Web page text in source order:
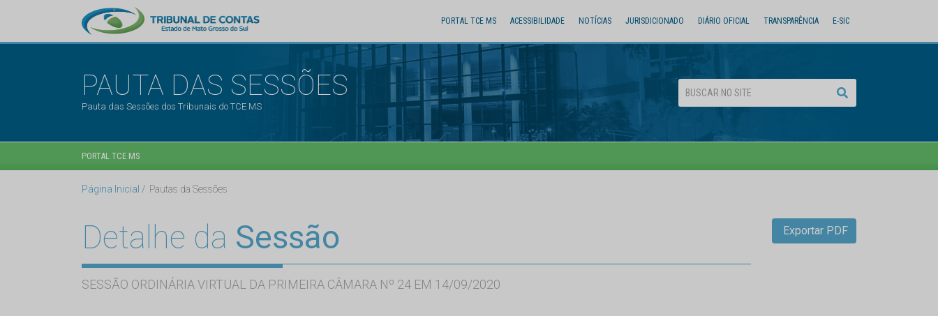
PORTAL TCE MS ACESSIBILIDADE NOTÍCIAS JURISDICIONADO DIÁRIO OFICIAL TRANSPARÊNCIA E-SIC
PAUTA DAS SESSÕES
Pauta das Sessões dos Tribunais do TCE MS
PORTAL TCE MS
Página Inicial Pautas da Sessões
Detalhe da Sessão
SESSÃO ORDINÁRIA VIRTUAL DA PRIMEIRA CÂMARA Nº 24 EM 14/09/2020
Exportar PDF